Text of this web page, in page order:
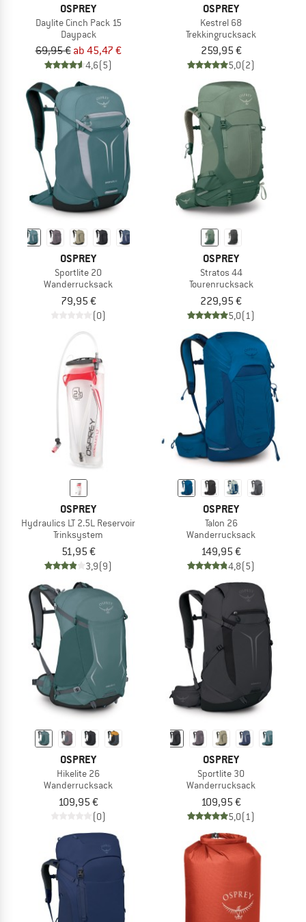
OSPREY
Daylite Cinch Pack 15
Daypack
69,95 € ab 45,47 €
4,6(5)
OSPREY
Kestrel 68
Trekkingrucksack
259,95 €
5,0(2)
OSPREY
Sportlite 20
Wanderrucksack
79,95 €
(0)
OSPREY
Stratos 44
Tourenrucksack
229,95 €
5,0(1)
OSPREY
Hydraulics LT 2.5L Reservoir
Trinksystem
51,95 €
3,9(9)
OSPREY
Talon 26
Wanderrucksack
149,95 €
4,8(5)
OSPREY
Hikelite 26
Wanderrucksack
109,95 €
(0)
OSPREY
Sportlite 30
Wanderrucksack
109,95 €
5,0(1)